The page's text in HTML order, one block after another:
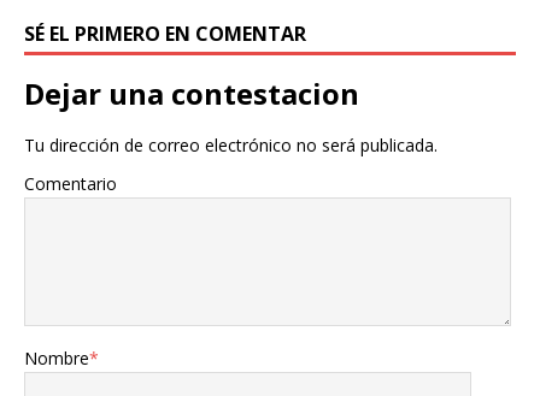
SÉ EL PRIMERO EN COMENTAR
Dejar una contestacion
Tu dirección de correo electrónico no será publicada.
Comentario
Nombre*